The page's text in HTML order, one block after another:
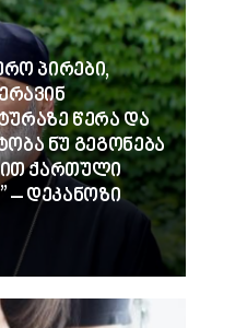
პირები,
წერა და
ნუ გეგონება
ქართული
– დეკანოზი